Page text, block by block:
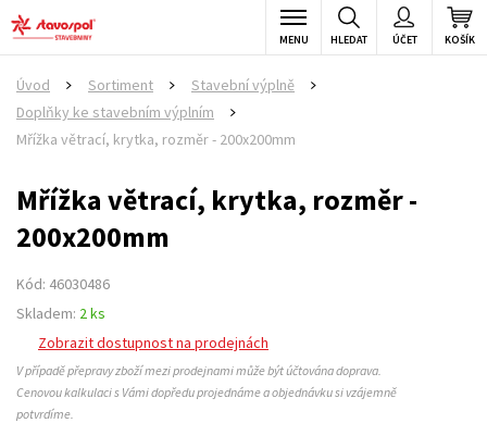
KOŠÍK
ÚČET
HLEDAT
MENU
Úvod Sortiment Stavební výplně
Doplňky ke stavebním výplním
Mřížka větrací, krytka, rozměr - 200x200mm
Mřížka větrací, krytka, rozměr -
200x200mm
Kód: 46030486
Skladem: 2 ks
Zobrazit dostupnost na prodejnách
V případě přepravy zboží mezi prodejnami může být účtována doprava.
Cenovou kalkulaci s Vámi dopředu projednáme a objednávku si vzájemně
potvrdíme.